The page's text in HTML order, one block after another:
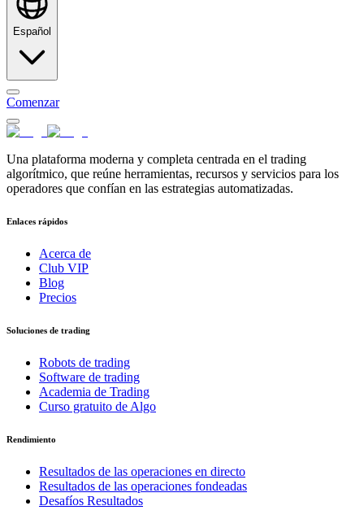
Español
Comenzar
Una plataforma moderna y completa centrada en el trading
algorítmico, que reúne herramientas, recursos y servicios para los
operadores que confían en las estrategias automatizadas.
Enlaces rápidos
Acerca de
Club VIP
Blog
Precios
Soluciones de trading
Robots de trading
Software de trading
Academia de Trading
Curso gratuito de Algo
Rendimiento
Resultados de las operaciones en directo
Resultados de las operaciones fondeadas
Desafíos Resultados